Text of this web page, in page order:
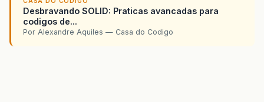
Desbravando SOLID: Praticas avancadas para
codigos de...
Por Alexandre Aquiles — Casa do Codigo